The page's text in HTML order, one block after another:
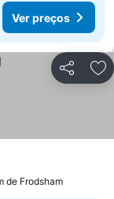
Ver preços
Partilhar
preços
de Frodsham